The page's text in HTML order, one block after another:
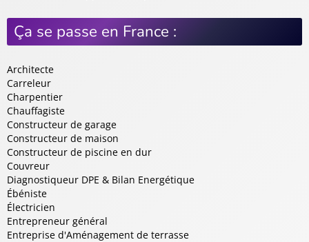
Ça se passe en France :
Architecte
Carreleur
Charpentier
Chauffagiste
Constructeur de garage
Constructeur de maison
Constructeur de piscine en dur
Couvreur
Diagnostiqueur DPE & Bilan Energétique
Ébéniste
Électricien
Entrepreneur général
Entreprise d'Aménagement de terrasse